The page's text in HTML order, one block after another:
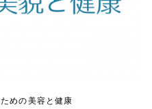
めの美容と健康